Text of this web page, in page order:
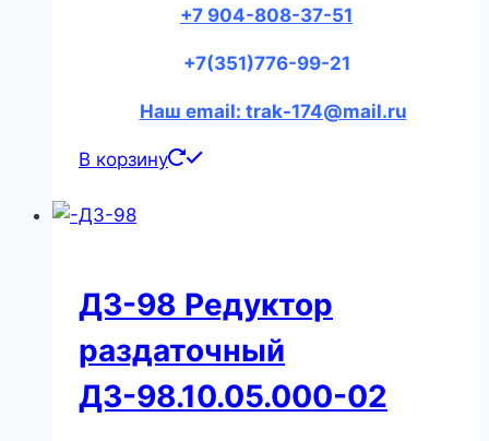
+7 904-808-37-51
+7(351)776-99-21
Наш email: trak-174@mail.ru
В корзину
ДЗ-98 Редуктор
раздаточный
ДЗ-98.10.05.000-02